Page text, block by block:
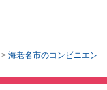
> 海老名市のコンビニエン